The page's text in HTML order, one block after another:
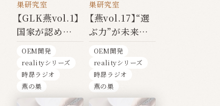
巣研究室
【GLK燕vol.1】
国家が認め
た“本物のツバ
メの
巣”──Glyken
という選択
OEM開発
realityシリーズ
時昴ラジオ
燕の巣
巣研究室
【燕vol.17】“選
ぶ力”が未来を
変える──ツバ
メの巣シリー
ズ 【完】
OEM開発
realityシリーズ
時昴ラジオ
燕の巣